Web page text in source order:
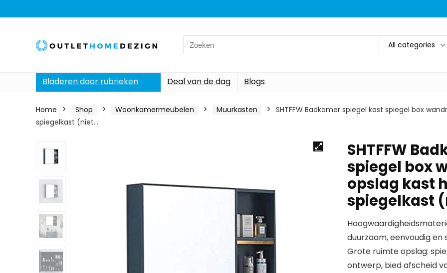
Search
for:
All categories
Bladeren door rubrieken Deal van de dag Blogs
Home Shop Woonkamermeubelen Muurkasten
SHTFFW Badkamer spiegel kast spiegel box
spiegelkast (niet…
SHTFFW
spiegel box
opslag kast
spiegelkast
duurzaam, eenvoudig en
Grote ruimte opslag:
ontwerp, bied afscheid